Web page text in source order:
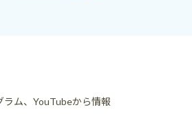
ラム、YouTubeから情報